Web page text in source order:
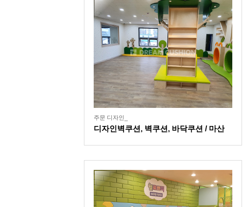
주문 디자인_
디자인벽쿠션, 벽쿠션, 바닥쿠션 / 마산